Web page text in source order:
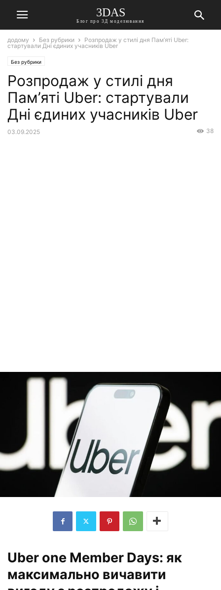
3DAS
Блог про 3Д моделювання
додому Без рубрики
Розпродаж у стилі дня Пам’яті Uber:
стартували Дні єдиних учасників Uber
Без рубрики
Розпродаж у стилі дня
Пам’яті Uber: стартували
Дні єдиних учасників Uber
03.09.2025 38
Uber one Member Days: як
максимально вичавити